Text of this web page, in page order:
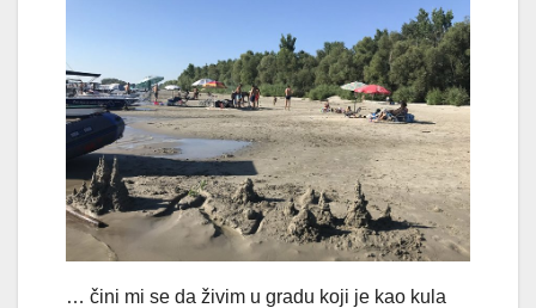
… čini mi se da živim u gradu koji je kao kula